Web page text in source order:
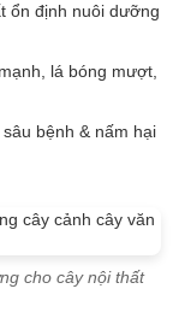
ổn định nuôi dưỡng
lá bóng mượt,
bệnh & nấm hại
cho cây nội thất